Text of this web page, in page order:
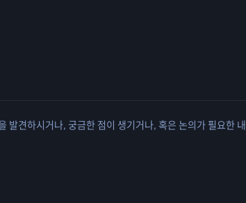
견하시거나, 궁금한 점이 생기거나, 혹은 논의가 필요한